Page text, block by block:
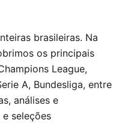
brasileiras. Na
os principais
League,
A, Bundesliga, entre
análises e
seleções